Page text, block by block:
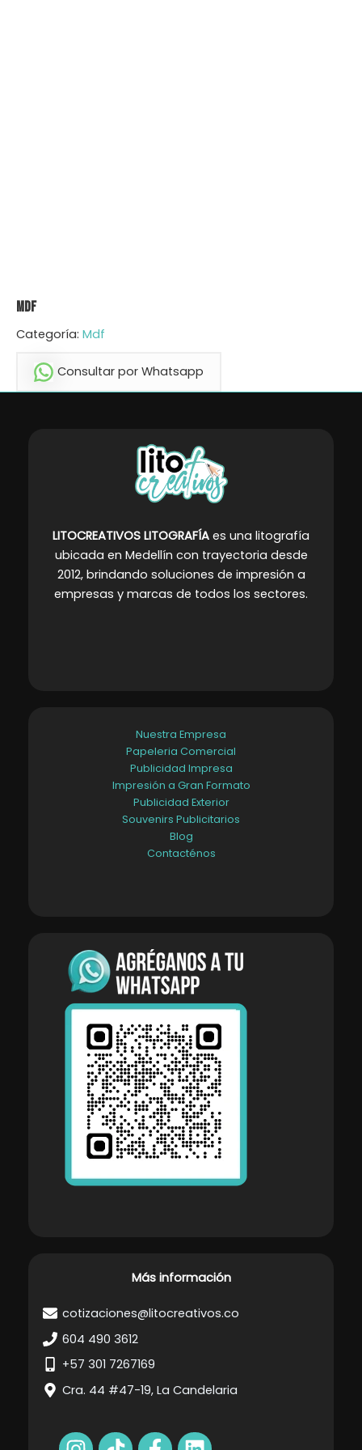
Mdf
Categoría: Mdf
Consultar por Whatsapp
LITOCREATIVOS LITOGRAFÍA es una litografía
ubicada en Medellín con trayectoria desde
2012, brindando soluciones de impresión a
empresas y marcas de todos los sectores.
Nuestra Empresa
Papeleria Comercial
Publicidad Impresa
Impresión a Gran Formato
Publicidad Exterior
Souvenirs Publicitarios
Blog
Contacténos
Más información
cotizaciones@litocreativos.co
604 490 3612
+57 301 7267169
Cra. 44 #47-19, La Candelaria